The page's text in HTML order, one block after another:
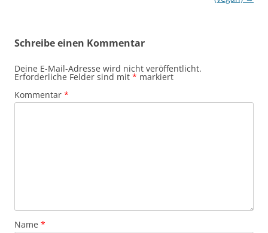
Schreibe einen Kommentar
Deine E-Mail-Adresse wird nicht veröffentlicht.
Erforderliche Felder sind mit * markiert
Kommentar *
Name *